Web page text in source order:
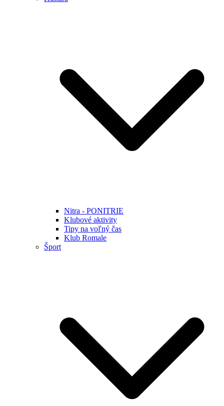
Nitra - PONITRIE
Klubové aktivity
Tipy na voľný čas
Klub Romale
Šport